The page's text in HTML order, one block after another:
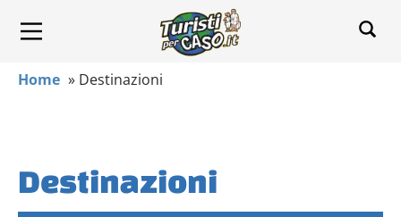
Home » Destinazioni
Destinazioni